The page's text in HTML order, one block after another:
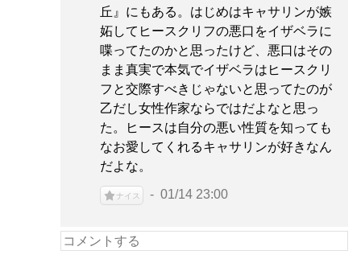
丘』にもある。はじめはキャサリンが嫉
妬してヒースクリフの悪口をイザベラに
喋ってたのかと思ったけど、悪口はその
まま真実で本気でイザベラはヒースクリ
フと交際すべきじゃないと思ってたのが
乙だし女性作家ならではだよなと思っ
た。ヒースは自分の悪い性質を知っても
なお愛してくれるキャサリンが好きなん
だよな。
ナイス 01/14 23:00